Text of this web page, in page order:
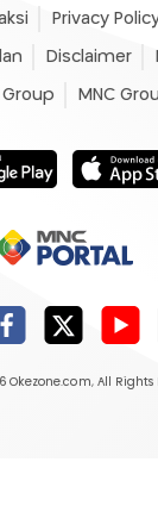
Privacy
Disclaimer
Group MNC
Okezone.com, All Rights